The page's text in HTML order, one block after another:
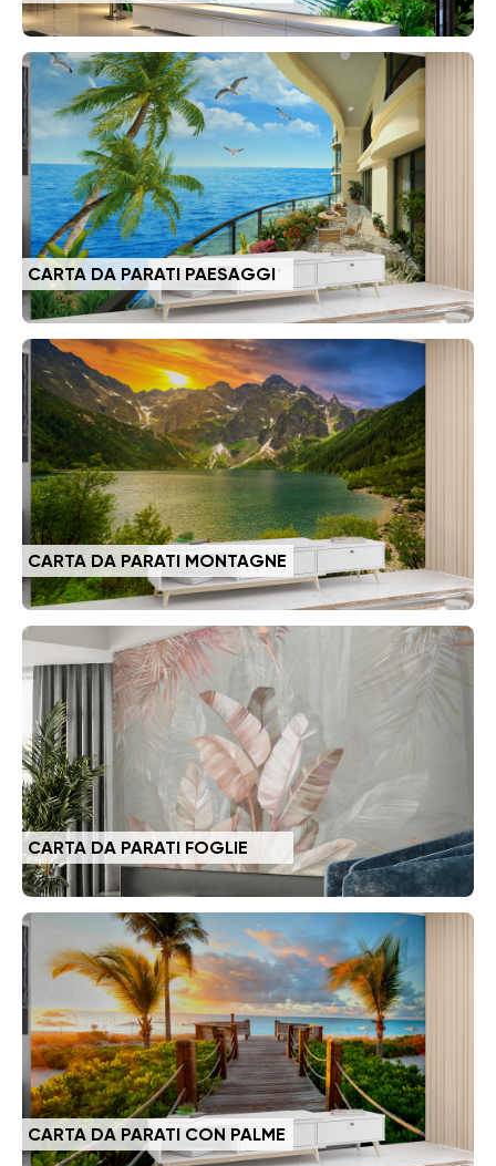
CARTA DA PARATI PAESAGGI
CARTA DA PARATI MONTAGNE
CARTA DA PARATI FOGLIE
CARTA DA PARATI CON PALME